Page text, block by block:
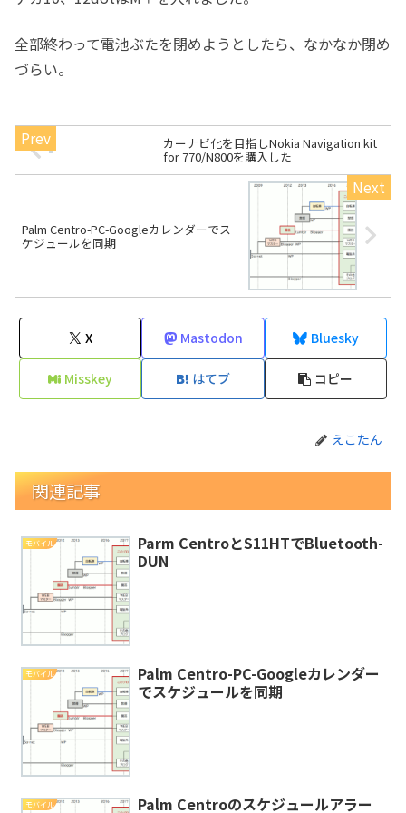
全部終わって電池ぶたを閉めようとしたら、なかなか閉め
づらい。
カーナビ化を目指しNokia Navigation kit
for 770/N800を購入した
Palm Centro-PC-Googleカレンダーでス
ケジュールを同期
X Mastodon Bluesky
Misskey はてブ コピー
えこたん
関連記事
モバイル
Parm CentroとS11HTでBluetooth-
DUN
モバイル
Palm Centro-PC-Googleカレンダー
でスケジュールを同期
モバイル
Palm Centroのスケジュールアラー